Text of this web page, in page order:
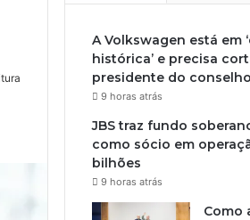
A Volkswagen está em
histórica’ e precisa
presidente do
9 horas atrás
JBS traz fundo
como sócio em
bilhões
9 horas atrás
Como